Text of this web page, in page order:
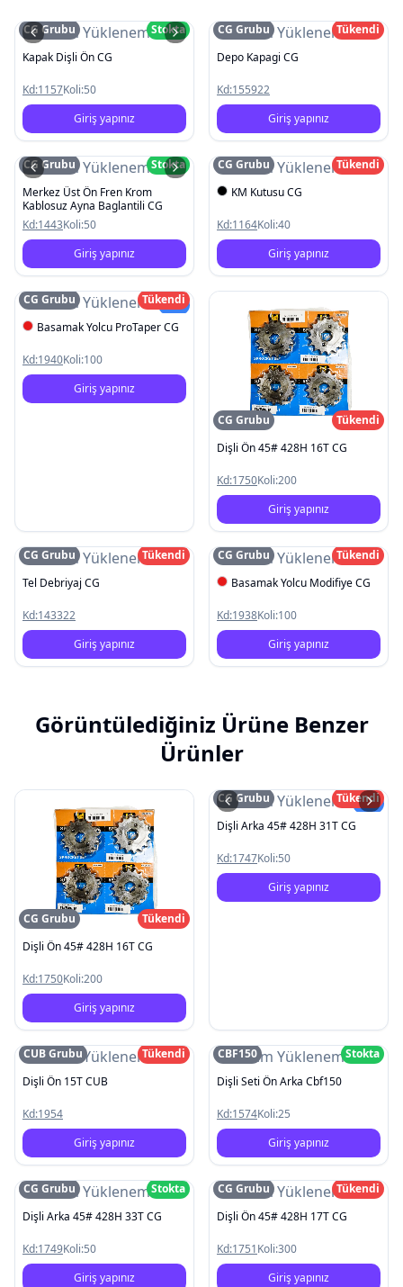
Resim Yüklenemedi
CG Grubu
Stokta
Kapak Dişli Ön CG
Kd:1157Koli:50
Giriş yapınız
Resim Yüklenemedi
CG Grubu
Tükendi
Depo Kapagi CG
Kd:155922
Giriş yapınız
Resim Yüklenemedi
CG Grubu
Stokta
Merkez Üst Ön Fren Krom
Kablosuz Ayna Baglantili CG
Kd:1443Koli:50
Giriş yapınız
Resim Yüklenemedi
CG Grubu
Tükendi
KM Kutusu CG
Kd:1164Koli:40
Giriş yapınız
Resim YüklenemediYeni
CG Grubu
Tükendi
Basamak Yolcu ProTaper CG
Kd:1940Koli:100
Giriş yapınız
CG Grubu
Tükendi
Dişli Ön 45# 428H 16T CG
Kd:1750Koli:200
Giriş yapınız
Resim Yüklenemedi
CG Grubu
Tükendi
Tel Debriyaj CG
Kd:143322
Giriş yapınız
Resim Yüklenemedi
CG Grubu
Tükendi
Basamak Yolcu Modifiye CG
Kd:1938Koli:100
Giriş yapınız
Görüntülediğiniz Ürüne Benzer
Ürünler
CG Grubu
Tükendi
Dişli Ön 45# 428H 16T CG
Kd:1750Koli:200
Giriş yapınız
Resim YüklenemediYeni
CG Grubu
Tükendi
Dişli Arka 45# 428H 31T CG
Kd:1747Koli:50
Giriş yapınız
Resim Yüklenemedi
CUB Grubu
Tükendi
Dişli Ön 15T CUB
Kd:1954
Giriş yapınız
Resim Yüklenemedi
CBF150
Stokta
Dişli Seti Ön Arka Cbf150
Kd:1574Koli:25
Giriş yapınız
Resim Yüklenemedi
CG Grubu
Stokta
Dişli Arka 45# 428H 33T CG
Kd:1749Koli:50
Giriş yapınız
Resim Yüklenemedi
CG Grubu
Tükendi
Dişli Ön 45# 428H 17T CG
Kd:1751Koli:300
Giriş yapınız